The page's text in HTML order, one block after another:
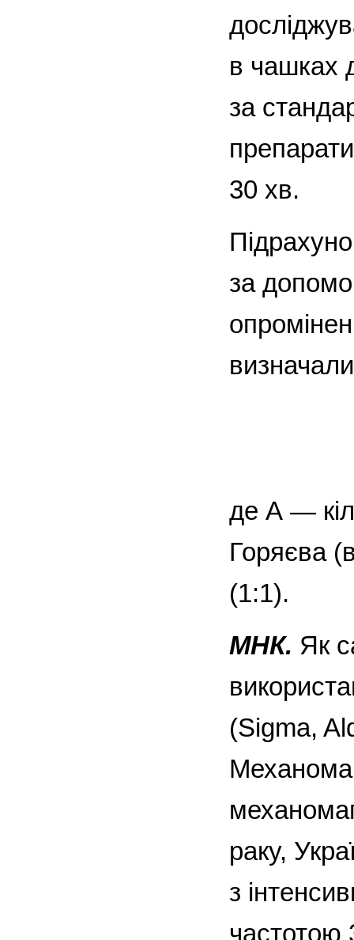
в чашках
за
30 хв.
за
де А —
Горяєва
(1:1).
МНК. Як
(Sigma,
раку,
з
частотою